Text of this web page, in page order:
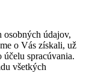
osobných údajov,
o Vás získali, už
účelu spracúvania.
všetkých